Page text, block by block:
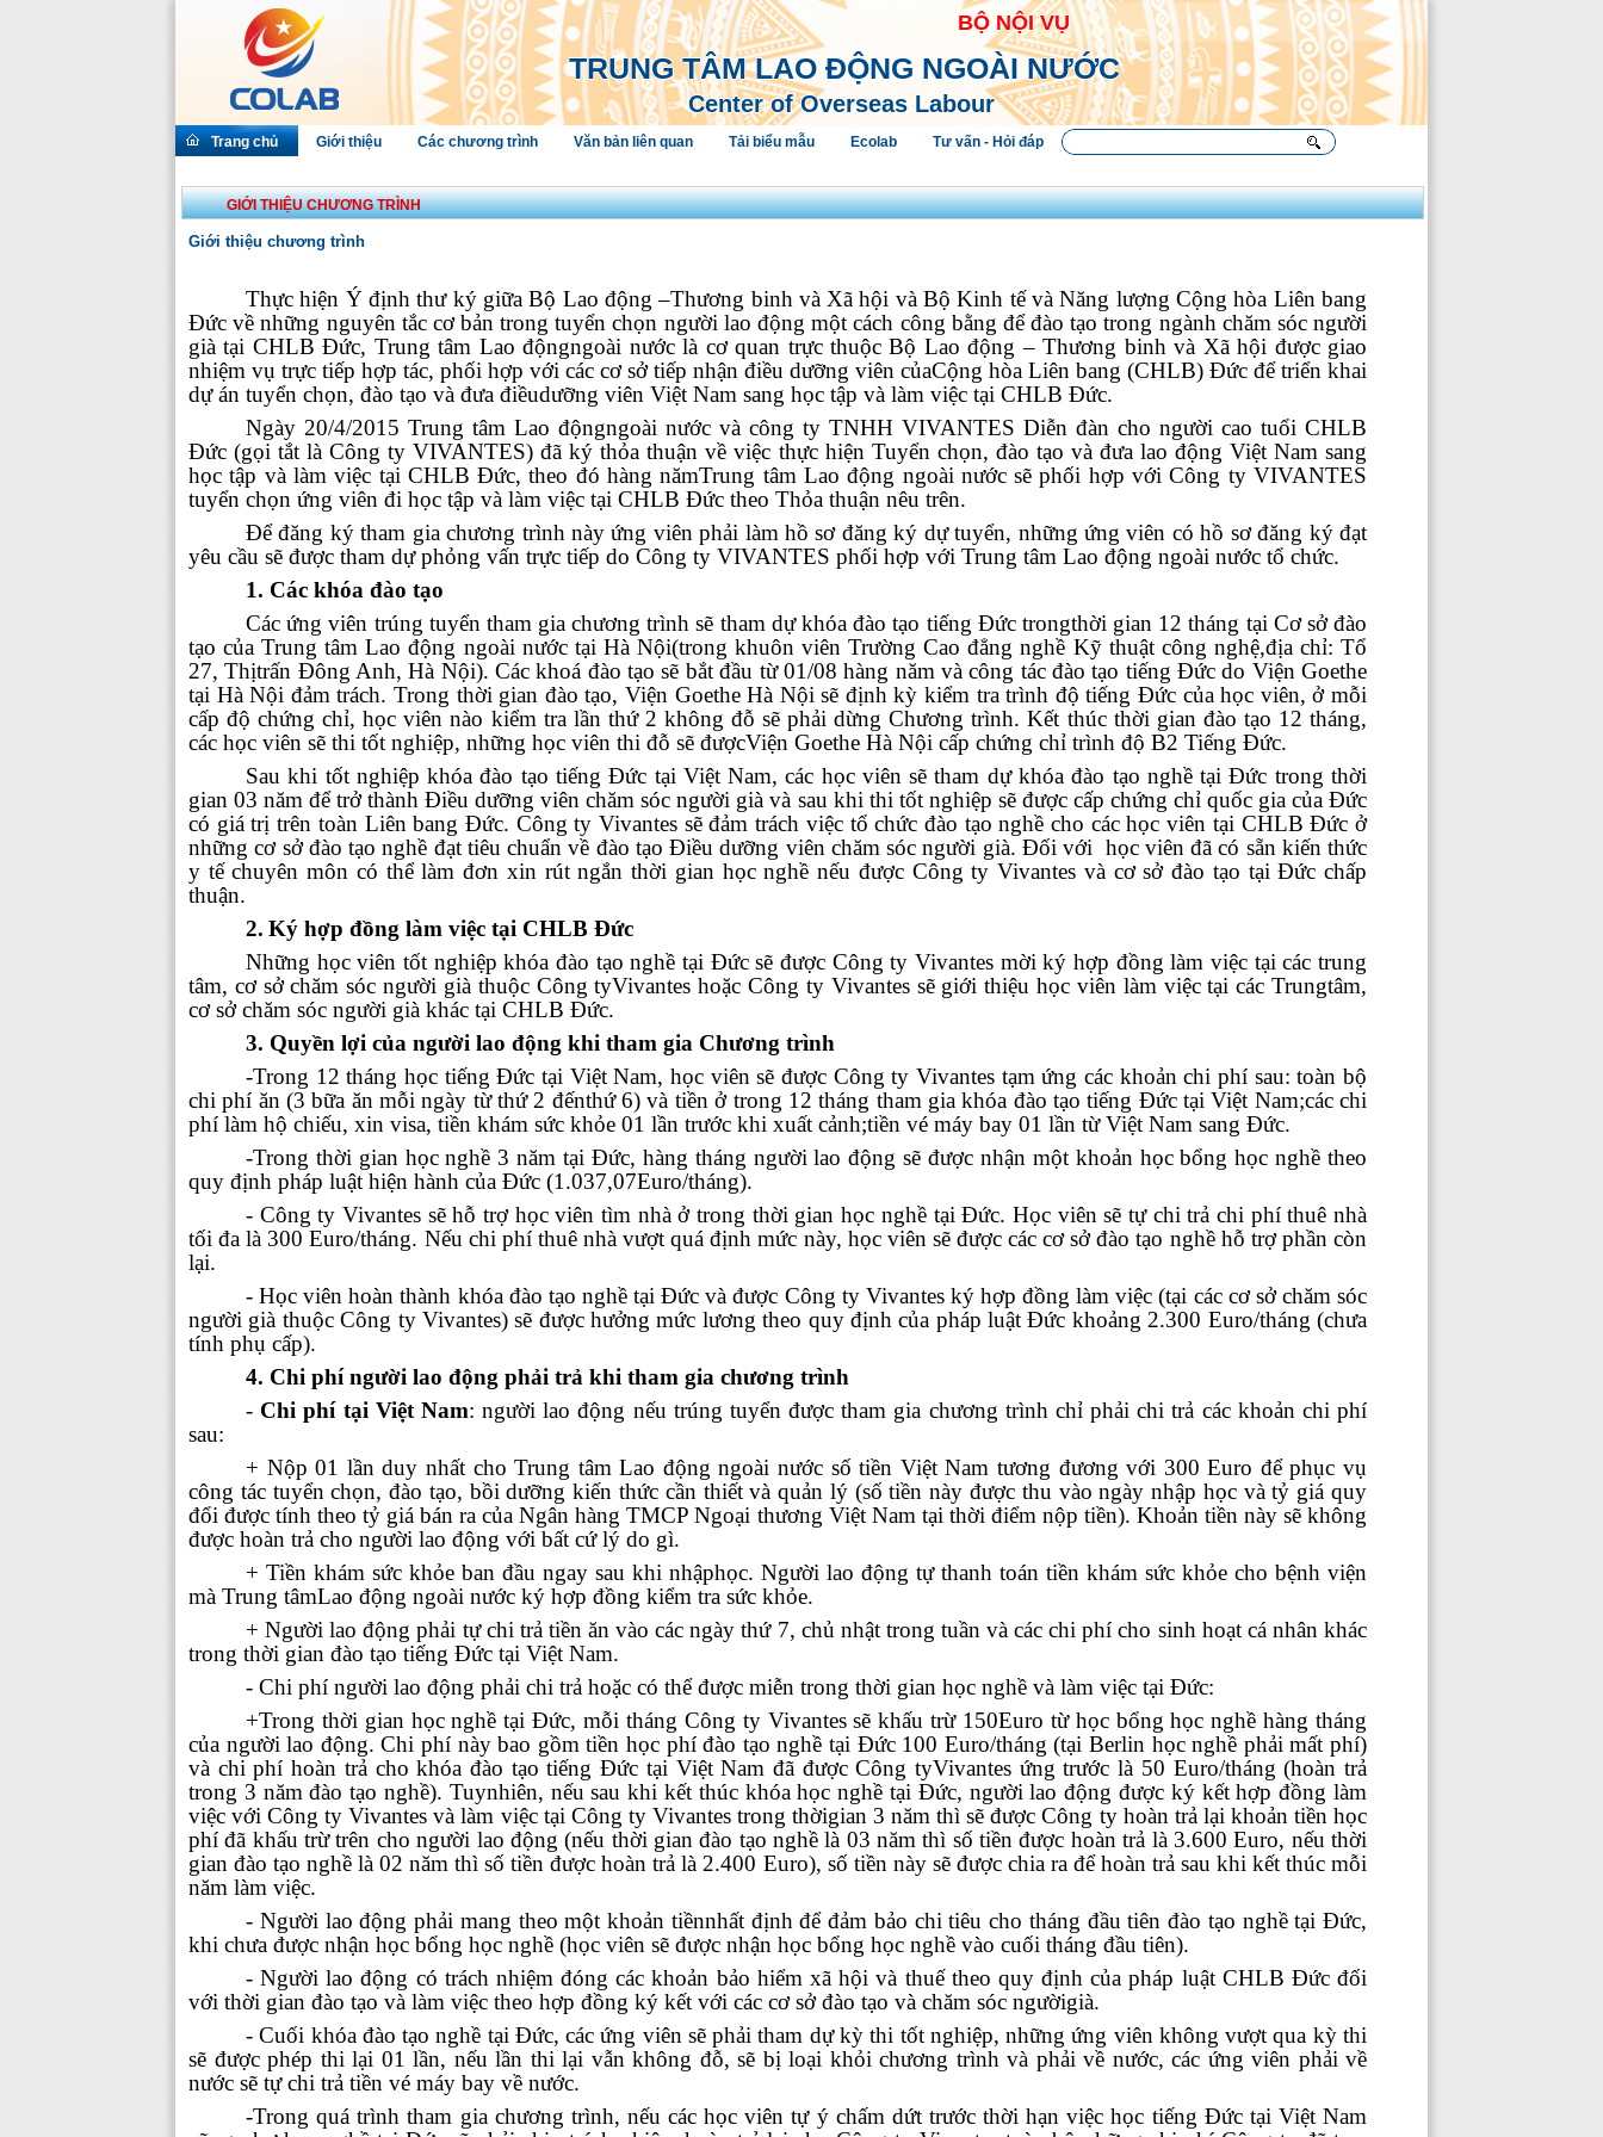
BỘ NỘI VỤ
TRUNG TÂM LAO ĐỘNG NGOÀI NƯỚC
Center of Overseas Labour
Trang chủ Giới thiệu Các chương trình Văn bản liên quan Tải biểu mẫu Ecolab Tư vấn - Hỏi đáp
GIỚI THIỆU CHƯƠNG TRÌNH
Giới thiệu chương trình
Thực hiện Ý định thư ký giữa Bộ Lao động –Thương binh và Xã hội và Bộ Kinh tế và Năng lượng Cộng hòa Liên bang
Đức về những nguyên tắc cơ bản trong tuyển chọn người lao động một cách công bằng để đào tạo trong ngành chăm sóc người
già tại CHLB Đức, Trung tâm Lao độngngoài nước là cơ quan trực thuộc Bộ Lao động – Thương binh và Xã hội được giao
nhiệm vụ trực tiếp hợp tác, phối hợp với các cơ sở tiếp nhận điều dưỡng viên củaCộng hòa Liên bang (CHLB) Đức để triển khai
dự án tuyển chọn, đào tạo và đưa điềudưỡng viên Việt Nam sang học tập và làm việc tại CHLB Đức.
Ngày 20/4/2015 Trung tâm Lao độngngoài nước và công ty TNHH VIVANTES Diễn đàn cho người cao tuổi CHLB
Đức (gọi tắt là Công ty VIVANTES)đã ký thỏa thuận về việc thực hiện Tuyển chọn, đào tạo và đưa lao động Việt Nam sang
học tập và làm việc tại CHLB Đức, theo đó hàng nămTrung tâm Lao động ngoài nước sẽ phối hợp với Công ty VIVANTES
tuyển chọn ứng viên đi học tập và làm việc tại CHLB Đức theo Thỏa thuận nêu trên.
Để đăng ký tham gia chương trình này ứng viên phải làm hồ sơ đăng ký dự tuyển, những ứng viên có hồ sơ đăng ký đạt
yêu cầu sẽ được tham dự phỏng vấn trực tiếp do Công ty VIVANTES phối hợp với Trung tâm Lao động ngoài nước tổ chức.
1. Các khóa đào tạo
Các ứng viên trúng tuyển tham gia chương trình sẽ tham dự khóa đào tạo tiếng Đức trongthời gian 12 tháng tại Cơ sở đào
tạo của Trung tâm Lao động ngoài nước tại Hà Nội(trong khuôn viên Trường Cao đẳng nghề Kỹ thuật công nghệ,địa chỉ: Tổ
27, Thịtrấn Đông Anh, Hà Nội). Các khoá đào tạo sẽ bắt đầu từ 01/08 hàng năm và công tác đào tạo tiếng Đức do Viện Goethe
tại Hà Nội đảm trách. Trong thời gian đào tạo, Viện Goethe Hà Nội sẽ định kỳ kiểm tra trình độ tiếng Đức của học viên, ở mỗi
cấp độ chứng chỉ, học viên nào kiểm tra lần thứ 2 không đỗ sẽ phải dừng Chương trình. Kết thúc thời gian đào tạo 12 tháng,
các học viên sẽ thi tốt nghiệp, những học viên thi đỗ sẽ đượcViện Goethe Hà Nội cấp chứng chỉ trình độ B2 Tiếng Đức.
Sau khi tốt nghiệp khóa đào tạo tiếng Đức tại Việt Nam, các học viên sẽ tham dự khóa đào tạo nghề tại Đức trong thời
gian 03 năm để trở thành Điều dưỡng viên chăm sóc người già và sau khi thi tốt nghiệp sẽ được cấp chứng chỉ quốc gia của Đức
có giá trị trên toàn Liên bang Đức. Công ty Vivantes sẽ đảm trách việc tổ chức đào tạo nghề cho các học viên tại CHLB Đức ở
những cơ sở đào tạo nghề đạt tiêu chuẩn về đào tạo Điều dưỡng viên chăm sóc người già. Đối với học viên đã có sẵn kiến thức
y tế chuyên môn có thể làm đơn xin rút ngắn thời gian học nghề nếu được Công ty Vivantes và cơ sở đào tạo tại Đức chấp
thuận.
2. Ký hợp đồng làm việc tại CHLB Đức
Những học viên tốt nghiệp khóa đào tạo nghề tại Đức sẽ được Công ty Vivantes mời ký hợp đồng làm việc tại các trung
tâm, cơ sở chăm sóc người già thuộc Công tyVivantes hoặc Công ty Vivantes sẽ giới thiệu học viên làm việc tại các Trungtâm,
cơ sở chăm sóc người già khác tại CHLB Đức.
3. Quyền lợi của người lao động khi tham gia Chương trình
-Trong 12 tháng học tiếng Đức tại Việt Nam, học viên sẽ được Công ty Vivantes tạm ứng các khoản chi phí sau: toàn bộ
chi phí ăn (3 bữa ăn mỗi ngày từ thứ 2 đếnthứ 6) và tiền ở trong 12 tháng tham gia khóa đào tạo tiếng Đức tại Việt Nam;các chi
phí làm hộ chiếu, xin visa, tiền khám sức khỏe 01 lần trước khi xuất cảnh;tiền vé máy bay 01 lần từ Việt Nam sang Đức.
-Trong thời gian học nghề 3 năm tại Đức, hàng tháng người lao động sẽ được nhận một khoản học bổng học nghề theo
quy định pháp luật hiện hành của Đức (1.037,07Euro/tháng).
- Công ty Vivantes sẽ hỗ trợ học viên tìm nhà ở trong thời gian học nghề tại Đức. Học viên sẽ tự chi trả chi phí thuê nhà
tối đa là 300 Euro/tháng. Nếu chi phí thuê nhà vượt quá định mức này, học viên sẽ được các cơ sở đào tạo nghề hỗ trợ phần còn
lại.
- Học viên hoàn thành khóa đào tạo nghề tại Đức và được Công ty Vivantes ký hợp đồng làm việc (tại các cơ sở chăm sóc
người già thuộc Công ty Vivantes) sẽ được hưởng mức lương theo quy định của pháp luật Đức khoảng 2.300 Euro/tháng (chưa
tính phụ cấp).
4. Chi phí người lao động phải trả khi tham gia chương trình
- Chi phí tại Việt Nam: người lao động nếu trúng tuyển được tham gia chương trình chỉ phải chi trả các khoản chi phí
sau:
+ Nộp 01 lần duy nhất cho Trung tâm Lao động ngoài nước số tiền Việt Nam tương đương với 300 Euro để phục vụ
công tác tuyển chọn, đào tạo, bồi dưỡng kiến thức cần thiết và quản lý (số tiền này được thu vào ngày nhập học và tỷ giá quy
đổi được tính theo tỷ giá bán ra của Ngân hàng TMCP Ngoại thương Việt Nam tại thời điểm nộp tiền). Khoản tiền này sẽ không
được hoàn trả cho người lao động với bất cứ lý do gì.
+ Tiền khám sức khỏe ban đầu ngay sau khi nhậphọc. Người lao động tự thanh toán tiền khám sức khỏe cho bệnh viện
mà Trung tâmLao động ngoài nước ký hợp đồng kiểm tra sức khỏe.
+ Người lao động phải tựchi trả tiền ăn vào các ngày thứ 7, chủ nhật trong tuần và các chiphícho sinh hoạt cá nhânkhác
trong thời gian đào tạo tiếng Đức tại Việt Nam.
- Chi phí người lao động phải chi trả hoặc có thể được miễn trong thời gian học nghề và làm việc tại Đức:
+Trong thời gian học nghề tại Đức, mỗi tháng Công ty Vivantes sẽ khấu trừ 150Euro từ học bổng học nghề hàng tháng
của người lao động. Chi phí này bao gồm tiền học phí đào tạo nghề tại Đức 100 Euro/tháng (tại Berlin học nghề phải mất phí)
và chi phí hoàn trả cho khóa đào tạo tiếng Đức tại Việt Nam đã được Công tyVivantes ứng trước là 50 Euro/tháng (hoàn trả
trong 3 năm đào tạo nghề). Tuynhiên, nếu sau khi kết thúc khóa học nghề tại Đức, người lao động được ký kết hợp đồng làm
việc với Công ty Vivantes và làm việc tại Công ty Vivantes trong thờigian 3 năm thì sẽ được Công ty hoàn trả lại khoản tiền học
phí đã khấu trừ trên cho người lao động (nếu thời gian đào tạo nghề là 03 năm thì số tiền được hoàn trả là 3.600 Euro, nếu thời
gian đào tạo nghề là 02 năm thì số tiền được hoàn trả là 2.400 Euro), số tiền này sẽ được chia ra để hoàn trả sau khi kết thúc mỗi
năm làm việc.
- Người lao động phải mang theo một khoản tiềnnhất định để đảm bảo chi tiêu cho tháng đầu tiên đào tạo nghề tại Đức,
khi chưa được nhận học bổng học nghề (học viên sẽ được nhận học bổng học nghề vào cuối tháng đầu tiên).
- Người lao động có trách nhiệm đóng các khoản bảo hiểm xã hội và thuế theo quy định của pháp luật CHLB Đức đối
với thời gian đào tạo và làm việc theo hợp đồng ký kết với các cơ sở đào tạo và chăm sóc ngườigià.
- Cuối khóa đào tạo nghề tại Đức, các ứng viên sẽ phải tham dự kỳ thi tốt nghiệp, những ứng viên không vượt qua kỳ thi
sẽ được phép thi lại 01 lần, nếu lần thi lại vẫn không đỗ, sẽ bị loại khỏi chương trình và phải về nước, các ứng viên phải về
nước sẽ tự chi trả tiền vé máy bay về nước.
-Trong quá trình tham gia chương trình, nếu các học viên tự ý chấm dứt trước thời hạn việc học tiếng Đức tại Việt Nam